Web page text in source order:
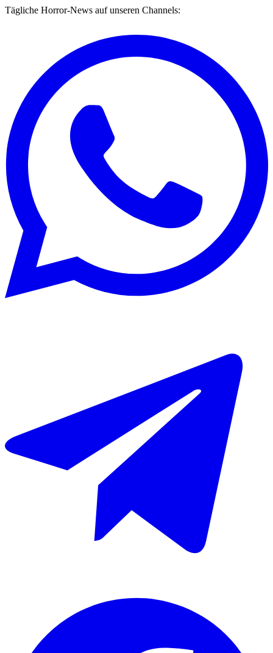
Tägliche Horror-News auf unseren Channels: